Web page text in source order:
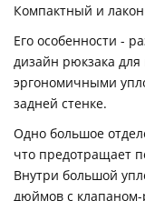
Компактный и
Его особенности -
дизайн рюкзака
эргономичными
задней стенке.
Одно большое
что предотращает
Внутри большой
дюймов с клапаном-